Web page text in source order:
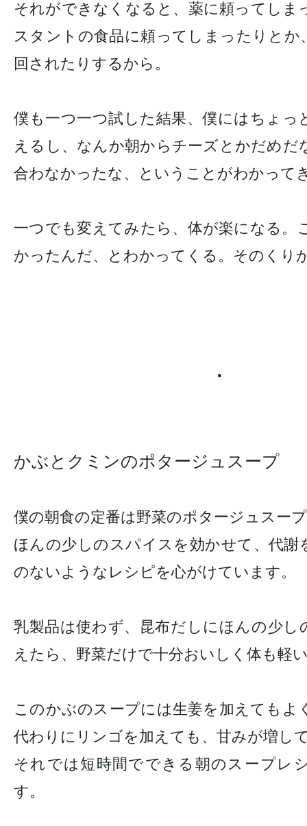
それができなくなると、薬に頼ってしま
スタントの食品に頼ってしまったりとか
回されたりするから。
僕も一つ一つ試した結果、僕にはちょっ
えるし、なんか朝からチーズとかだめだ
合わなかったな、ということがわかって
一つでも変えてみたら、体が楽になる。
かったんだ、とわかってくる。そのくり
●
かぶとクミンのポタージュスープ
僕の朝食の定番は野菜のポタージュスー
ほんの少しのスパイスを効かせて、代謝
のないようなレシピを心がけています。
乳製品は使わず、昆布だしにほんの少し
えたら、野菜だけで十分おいしく体も軽
このかぶのスープには生姜を加えてもよ
代わりにリンゴを加えても、甘みが増し
それでは短時間でできる朝のスープレ
す。